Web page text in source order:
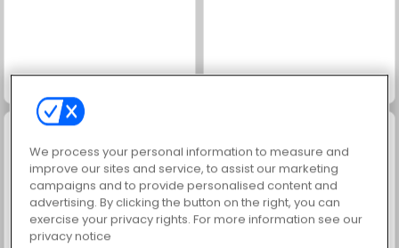
Masha and the Bear: Meadows
We process your personal information to measure and
improve our sites and service, to assist our marketing
campaigns and to provide personalised content and
advertising. By clicking the button on the right, you can
exercise your privacy rights. For more information see our
privacy notice